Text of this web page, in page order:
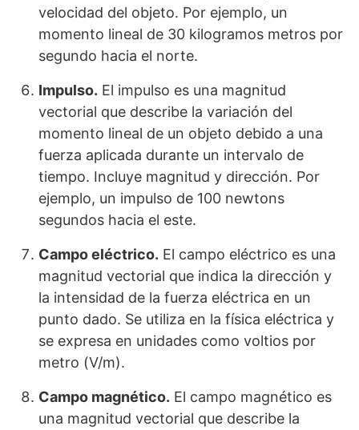
velocidad del objeto. Por ejemplo, un
momento lineal de 30 kilogramos metros por
segundo hacia el norte.
Impulso. El impulso es una magnitud
vectorial que describe la variación del
momento lineal de un objeto debido a una
fuerza aplicada durante un intervalo de
tiempo. Incluye magnitud y dirección. Por
ejemplo, un impulso de 100 newtons
segundos hacia el este.
Campo eléctrico. El campo eléctrico es una
magnitud vectorial que indica la dirección y
la intensidad de la fuerza eléctrica en un
punto dado. Se utiliza en la física eléctrica y
se expresa en unidades como voltios por
metro (V/m).
Campo magnético. El campo magnético es
una magnitud vectorial que describe la